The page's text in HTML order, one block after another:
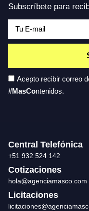
Subscríbete para
Acepto recibir correo
#MasContenidos.
Central Telefónica
+51 932 524 142
Cotizaciones
hola@agenciamasco.com
Licitaciones